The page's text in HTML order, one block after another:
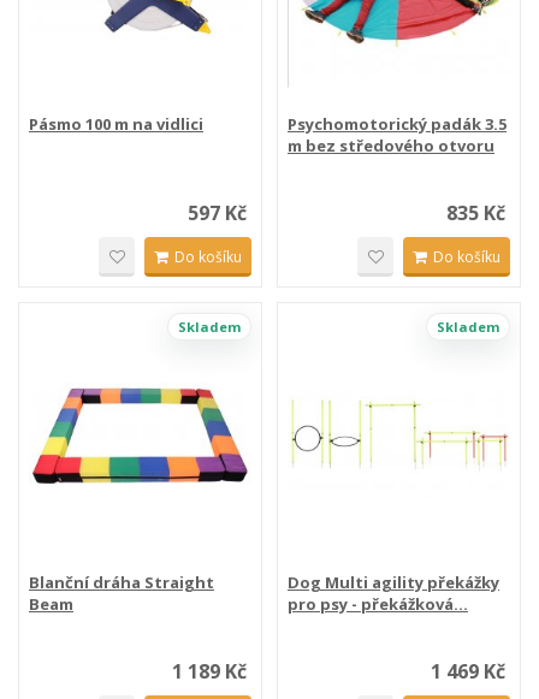
Pásmo 100 m na vidlici
597 Kč
Do košíku
Psychomotorický padák 3.5
m bez středového otvoru
835 Kč
Do košíku
Skladem
Blanční dráha Straight
Beam
1 189 Kč
Skladem
Dog Multi agility překážky
pro psy - překážková...
1 469 Kč